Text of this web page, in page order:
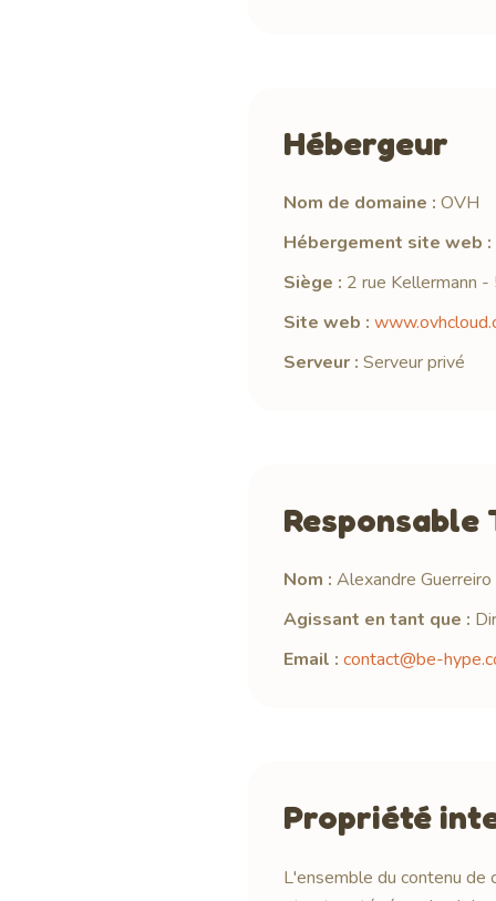
Hébergeur
Nom de domaine : OVH
Hébergement site web :
Siège : 2 rue Kellermann
Site web :
Serveur : Serveur privé
Responsable
Nom : Alexandre Guerreiro
Agissant en tant que :
Email : contact@be-
Propriété
L'ensemble du contenu de